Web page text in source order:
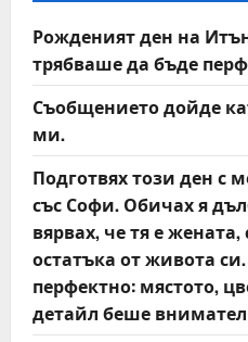
g
a
t
i
o
n
Рожденият ден на
трябваше да бъде
Съобщението дойде
ми.
Подготвях този ден с
със Софи. Обичах я
вярвах, че тя е
остатъка от живота
перфектно: мястото,
детайл беше